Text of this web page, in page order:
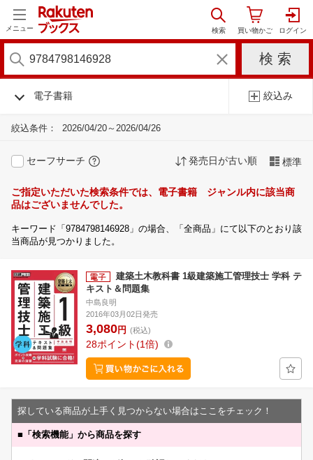
メニュー
電子書籍 絞込み
絞込条件： 2026/04/20～2026/04/26
セーフサーチ 発売日が古い順 標準
ご指定いただいた検索条件では、電子書籍 ジャンル内に該当商
品はございませんでした。
キーワード「9784798146928」の場合、「全商品」にて以下のとおり該
当商品が見つかりました。
建築土木教科書 1級建築施工管理技士 学科 テ
キスト＆問題集
中島良明
2016年03月02日発売
3,080円 (税込)
28ポイント 1倍
探している商品が上手く見つからない場合はここをチェック！
■ 「検索機能」から商品を探す